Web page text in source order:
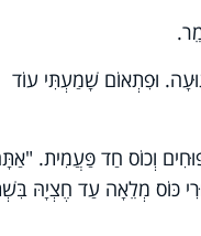
וּפִתְאוֹם שָׁמַעְתִּי עוֹד
וְכוֹס חַד פַּעֲמִית.
כּוֹס מְלֵאָה עַד חֶצְיָהּ